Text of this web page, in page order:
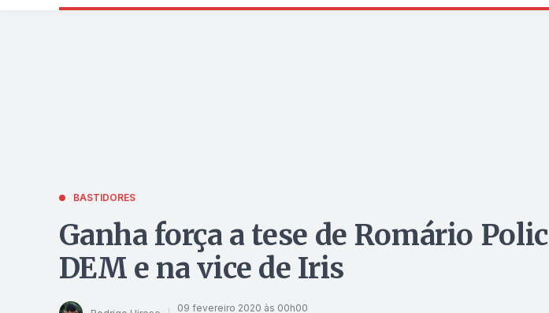
BASTIDORES
Ganha força a tese de Romário
DEM e na vice de Iris
09 fevereiro 2020 às 00h00